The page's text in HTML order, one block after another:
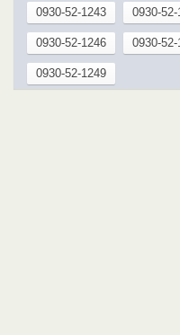
0930-52-1243 0930-52-
0930-52-1246 0930-52-
0930-52-1249